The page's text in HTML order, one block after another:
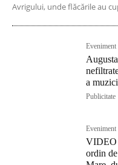
Avrigului, unde flăcările au
Eveniment
a
Publicitate
Eveniment
VIDEO
ordin